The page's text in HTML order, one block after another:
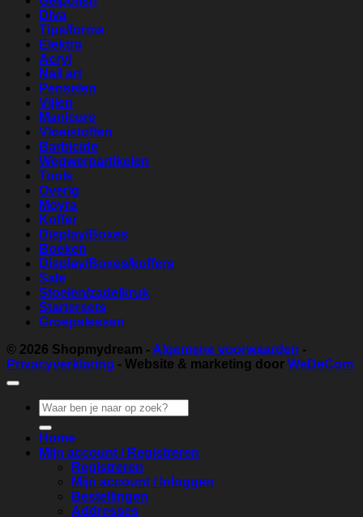
Diva
Tips/forms
Elektra
Acryl
Nail art
Penselen
Vijlen
Manicure
Vloeistoffen
Barbicide
Wegwerpartikelen
Tools
Overig
Moyra
Koffer
Display/Boxes
Boeken
Display/Boxes/koffers
Sale
Stoelen/zadelkruk
Startersets
Groepslessen
© 2026 Shopmydream - Algemene voorwaarden -
Privacyverklaring - Website & marketing door WeDeCom
Zoeken
naar:
Home
Mijn account / Registreren
Registreren
Mijn account / Inloggen
Bestellingen
Addresses